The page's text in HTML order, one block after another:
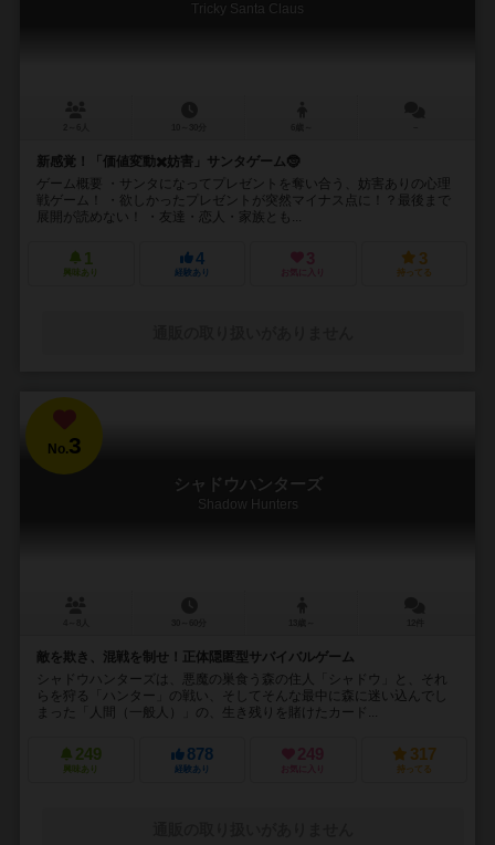
Tricky Santa Claus
新感覚！「価値変動✖️妨害」サンタゲーム🤶
ゲーム概要 ・サンタになってプレゼントを奪い合う、妨害ありの心理
戦ゲーム！ ・欲しかったプレゼントが突然マイナス点に！？最後まで
展開が読めない！ ・友達・恋人・家族とも...
1
興味あり
4
経験あり
3
お気に入り
3
持ってる
No.3
シャドウハンターズ
Shadow Hunters
敵を欺き、混戦を制せ！正体隠匿型サバイバルゲーム
シャドウハンターズは、悪魔の巣食う森の住人「シャドウ」と、それ
らを狩る「ハンター」の戦い、そしてそんな最中に森に迷い込んでし
まった「人間（一般人）」の、生き残りを賭けたカード...
249
興味あり
878
経験あり
249
お気に入り
317
持ってる